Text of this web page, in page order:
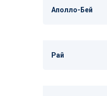
Аполло-Бей
Рай